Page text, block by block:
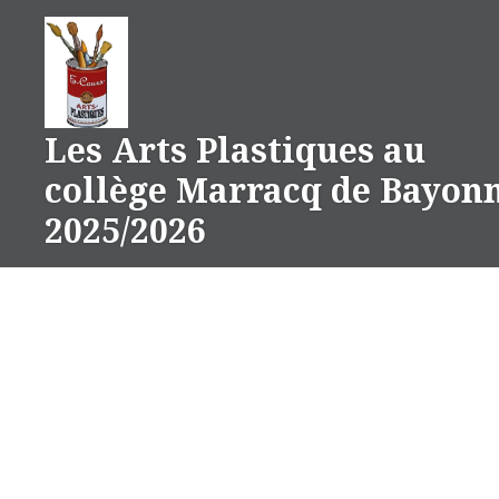
Les Arts Plastiques au
collège Marracq de
2025/2026